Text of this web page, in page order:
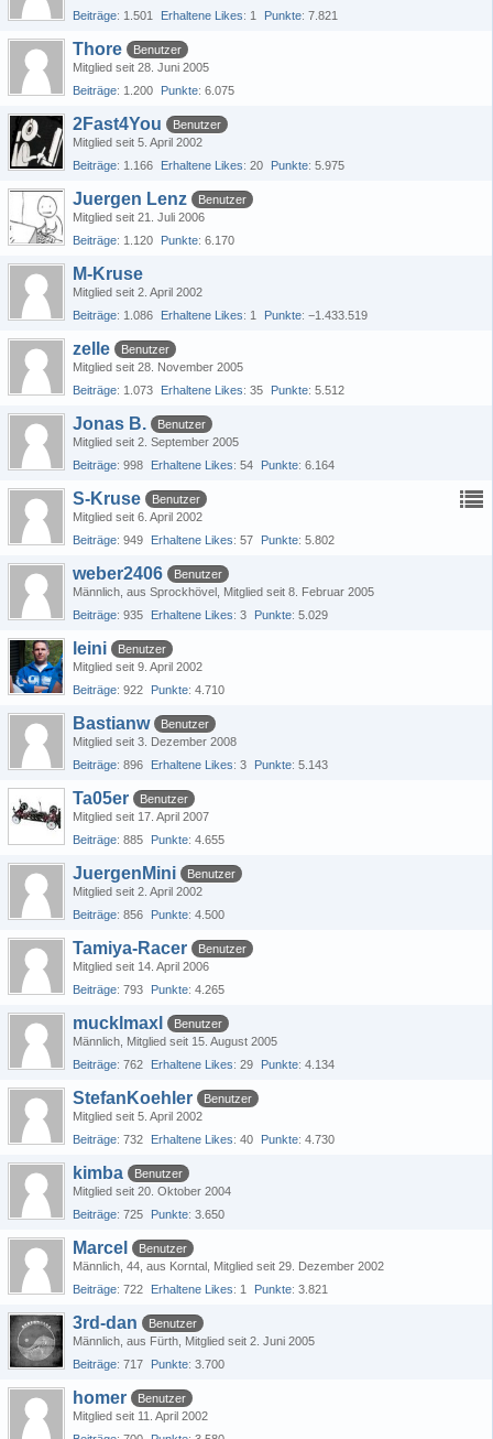
Beiträge 1.501 Erhaltene Likes 1 Punkte 7.821
Thore
Benutzer
Mitglied seit 28. Juni 2005
Beiträge 1.200 Punkte 6.075
2Fast4You
Benutzer
Mitglied seit 5. April 2002
Beiträge 1.166 Erhaltene Likes 20 Punkte 5.975
Juergen Lenz
Benutzer
Mitglied seit 21. Juli 2006
Beiträge 1.120 Punkte 6.170
M-Kruse
Mitglied seit 2. April 2002
Beiträge 1.086 Erhaltene Likes 1 Punkte −1.433.519
zelle
Benutzer
Mitglied seit 28. November 2005
Beiträge 1.073 Erhaltene Likes 35 Punkte 5.512
Jonas B.
Benutzer
Mitglied seit 2. September 2005
Beiträge 998 Erhaltene Likes 54 Punkte 6.164
S-Kruse
Benutzer
Mitglied seit 6. April 2002
Beiträge 949 Erhaltene Likes 57 Punkte 5.802
weber2406
Benutzer
Männlich aus Sprockhövel Mitglied seit 8. Februar 2005
Beiträge 935 Erhaltene Likes 3 Punkte 5.029
leini
Benutzer
Mitglied seit 9. April 2002
Beiträge 922 Punkte 4.710
Bastianw
Benutzer
Mitglied seit 3. Dezember 2008
Beiträge 896 Erhaltene Likes 3 Punkte 5.143
Ta05er
Benutzer
Mitglied seit 17. April 2007
Beiträge 885 Punkte 4.655
JuergenMini
Benutzer
Mitglied seit 2. April 2002
Beiträge 856 Punkte 4.500
Tamiya-Racer
Benutzer
Mitglied seit 14. April 2006
Beiträge 793 Punkte 4.265
mucklmaxl
Benutzer
Männlich Mitglied seit 15. August 2005
Beiträge 762 Erhaltene Likes 29 Punkte 4.134
StefanKoehler
Benutzer
Mitglied seit 5. April 2002
Beiträge 732 Erhaltene Likes 40 Punkte 4.730
kimba
Benutzer
Mitglied seit 20. Oktober 2004
Beiträge 725 Punkte 3.650
Marcel
Benutzer
Männlich 44 aus Korntal Mitglied seit 29. Dezember 2002
Beiträge 722 Erhaltene Likes 1 Punkte 3.821
3rd-dan
Benutzer
Männlich aus Fürth Mitglied seit 2. Juni 2005
Beiträge 717 Punkte 3.700
homer
Benutzer
Mitglied seit 11. April 2002